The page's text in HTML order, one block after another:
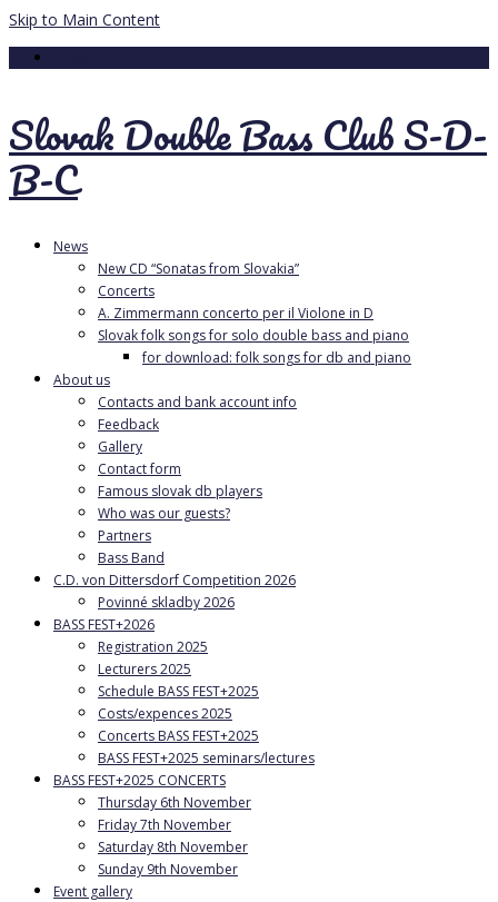
Skip to Main Content
Slovak Double Bass Club S-D-
B-C
News
New CD “Sonatas from Slovakia”
Concerts
A. Zimmermann concerto per il Violone in D
Slovak folk songs for solo double bass and piano
for download: folk songs for db and piano
About us
Contacts and bank account info
Feedback
Gallery
Contact form
Famous slovak db players
Who was our guests?
Partners
Bass Band
C.D. von Dittersdorf Competition 2026
Povinné skladby 2026
BASS FEST+2026
Registration 2025
Lecturers 2025
Schedule BASS FEST+2025
Costs/expences 2025
Concerts BASS FEST+2025
BASS FEST+2025 seminars/lectures
BASS FEST+2025 CONCERTS
Thursday 6th November
Friday 7th November
Saturday 8th November
Sunday 9th November
Event gallery